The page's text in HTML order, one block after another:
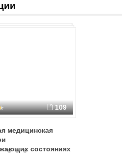
109
медицинская
состояниях